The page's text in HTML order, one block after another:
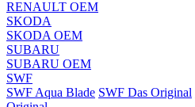
RENAULT OEM
SKODA
SKODA OEM
SUBARU
SUBARU OEM
SWF
SWF Aqua Blade SWF Das Original